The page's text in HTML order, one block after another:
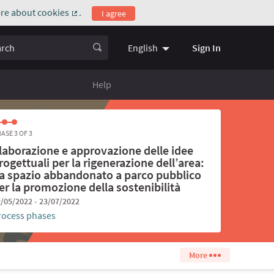
about cookies
(External link)
. I agree
English Choose language
Sign In
Help
3 OF 3
e approvazione delle idee
per la rigenerazione dell’area:
spazio abbandonato a parco pubblico
la promozione della sostenibilità
05/2022 - 23/07/2022
phases
More